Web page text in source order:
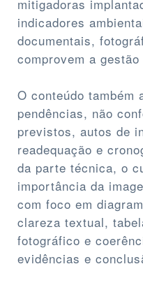
mitigadoras
indicadores
documentais,
comprovem a
O conteúdo também
pendências, não
previstos, autos de
readequação e
da parte técnica, o
importância da
com foco em
clareza textual,
fotográfico e
evidências e